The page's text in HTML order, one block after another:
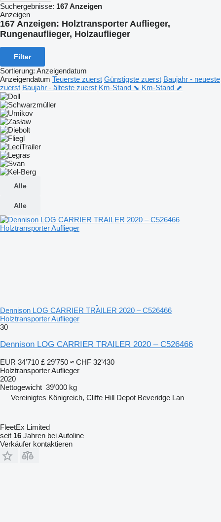
Suchergebnisse: 167 Anzeigen
Anzeigen
167 Anzeigen: Holztransporter Auflieger,
Rungenauflieger, Holzauflieger
Filter
Sortierung: Anzeigendatum
Anzeigendatum Teuerste zuerst Günstigste zuerst Baujahr - neueste
zuerst Baujahr - älteste zuerst Km-Stand ⬊ Km-Stand ⬈
Alle
Alle
Dennison LOG CARRIER TRAILER 2020 – C526466
Holztransporter Auflieger
30
Dennison LOG CARRIER TRAILER 2020 – C526466
EUR 34’710 £ 29’750 ≈ CHF 32’430
Holztransporter Auflieger
2020
Nettogewicht 39’000 kg
Vereinigtes Königreich, Cliffe Hill Depot Beveridge Lan
FleetEx Limited
seit 16 Jahren bei Autoline
Verkäufer kontaktieren